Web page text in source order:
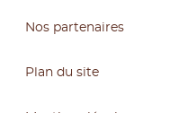
Nos partenaires
Plan du site